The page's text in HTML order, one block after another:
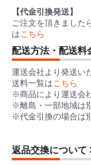
【代金引換発送】
ご注文を頂きました
はこちら
配送方法・配送料
運送会社より発送い
送料一覧はこちら
※商品により運送会
※離島・一部地域は
※代金引換の場合は
返品交換について